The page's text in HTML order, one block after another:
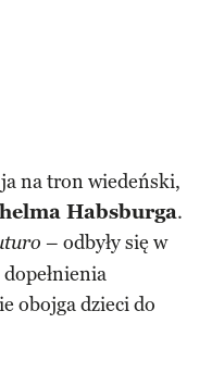
na tron wiedeński,
Habsburga.
– odbyły się w
obojga dzieci do